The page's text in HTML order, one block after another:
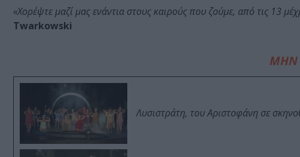
«Χορέψτε μαζί μας ενάντια στους καιρούς που ζούμε, από τις 13
Twarkowski
ΜΗΝ
Λυσιστράτη, του Αριστοφάνη σε